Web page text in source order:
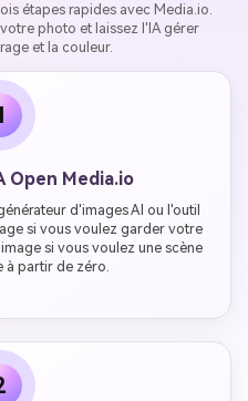
étapes rapides avec Media.io.
photo et laissez l'IA gérer
et la couleur.
Open Media.io
d'images AI ou l'outil
si vous voulez garder votre
si vous voulez une scène
à partir de zéro.